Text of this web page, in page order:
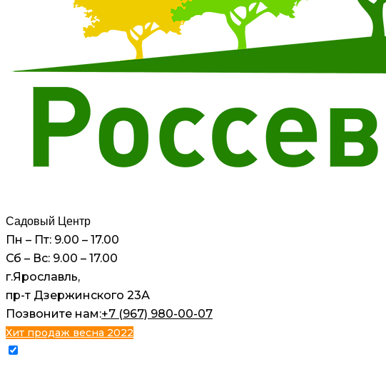
Садовый Центр
Пн – Пт: 9.00 – 17.00
Сб – Вс: 9.00 – 17.00
г.Ярославль,
пр-т Дзержинского 23А
Позвоните нам:+7 (967) 980-00-07
Хит продаж весна 2022